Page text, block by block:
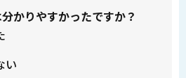
かりやすかったですか？
い